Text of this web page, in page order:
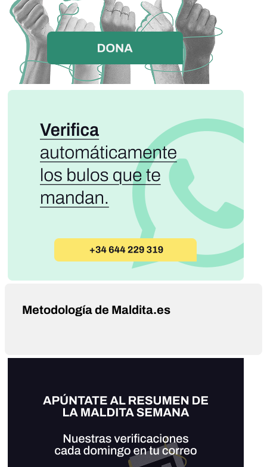
Metodología de Maldita.es